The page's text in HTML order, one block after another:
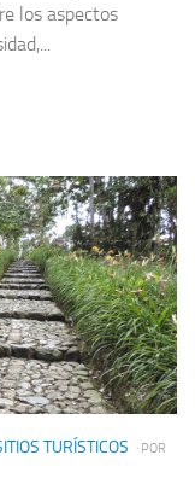
los aspectos
TURÍSTICOS · POR